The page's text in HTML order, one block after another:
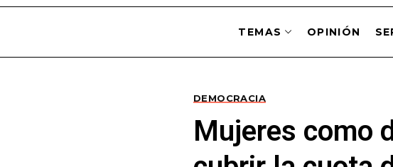
TEMAS OPINIÓN
DEMOCRACIA
Mujeres como